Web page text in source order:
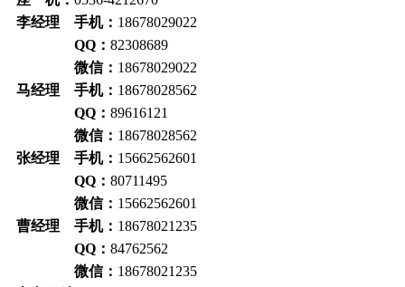
李经理 手机： 18678029022
QQ： 82308689
微信： 18678029022
马经理 手机： 18678028562
QQ： 89616121
微信： 18678028562
张经理 手机： 15662562601
QQ： 80711495
微信： 15662562601
曹经理 手机： 18678021235
QQ： 84762562
微信： 18678021235